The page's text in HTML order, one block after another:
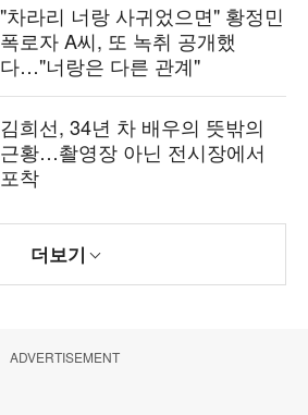
"차라리 너랑 사귀었으면" 황정민
폭로자 A씨, 또 녹취 공개했
다…"너랑은 다른 관계"
김희선, 34년 차 배우의 뜻밖의
근황…촬영장 아닌 전시장에서
포착
더보기
ADVERTISEMENT